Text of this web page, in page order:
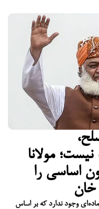
مولانا
اساسی را
وجود ندارد که بر اساس